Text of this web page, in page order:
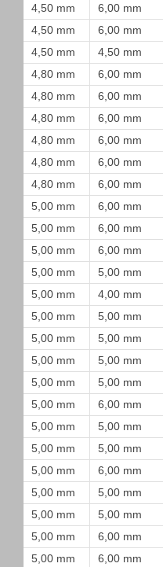
4,50 mm
6,00 mm
4,50 mm
6,00 mm
4,50 mm
4,50 mm
4,80 mm
6,00 mm
4,80 mm
6,00 mm
4,80 mm
6,00 mm
4,80 mm
6,00 mm
4,80 mm
6,00 mm
4,80 mm
6,00 mm
5,00 mm
6,00 mm
5,00 mm
6,00 mm
5,00 mm
6,00 mm
5,00 mm
5,00 mm
5,00 mm
4,00 mm
5,00 mm
5,00 mm
5,00 mm
5,00 mm
5,00 mm
5,00 mm
5,00 mm
5,00 mm
5,00 mm
6,00 mm
5,00 mm
5,00 mm
5,00 mm
5,00 mm
5,00 mm
6,00 mm
5,00 mm
5,00 mm
5,00 mm
5,00 mm
5,00 mm
6,00 mm
5,00 mm
6,00 mm